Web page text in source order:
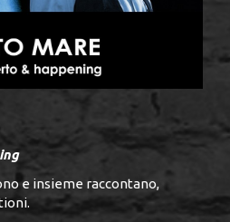
e insieme raccontano,